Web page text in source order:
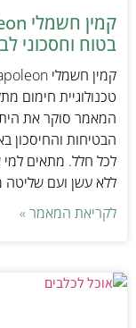
בטוח וחסכוני
טכנולוגיית חימום
המאמר סוקר את
הבטיחות והחיסכון
לכל חלל. מתאים
ללא עשן ועם שליטה
לקריאת המאמר »